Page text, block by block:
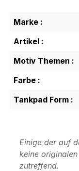
Marke :
Artikel :
Motiv Themen :
Farbe :
Tankpad Form :
Einige der auf
keine
zutreffend.